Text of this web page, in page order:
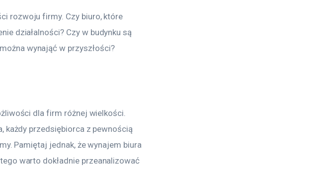
rozwoju firmy. Czy biuro, które
działalności? Czy w budynku są
wynająć w przyszłości?
dla firm różnej wielkości.
każdy przedsiębiorca z pewnością
Pamiętaj jednak, że wynajem biura
warto dokładnie przeanalizować